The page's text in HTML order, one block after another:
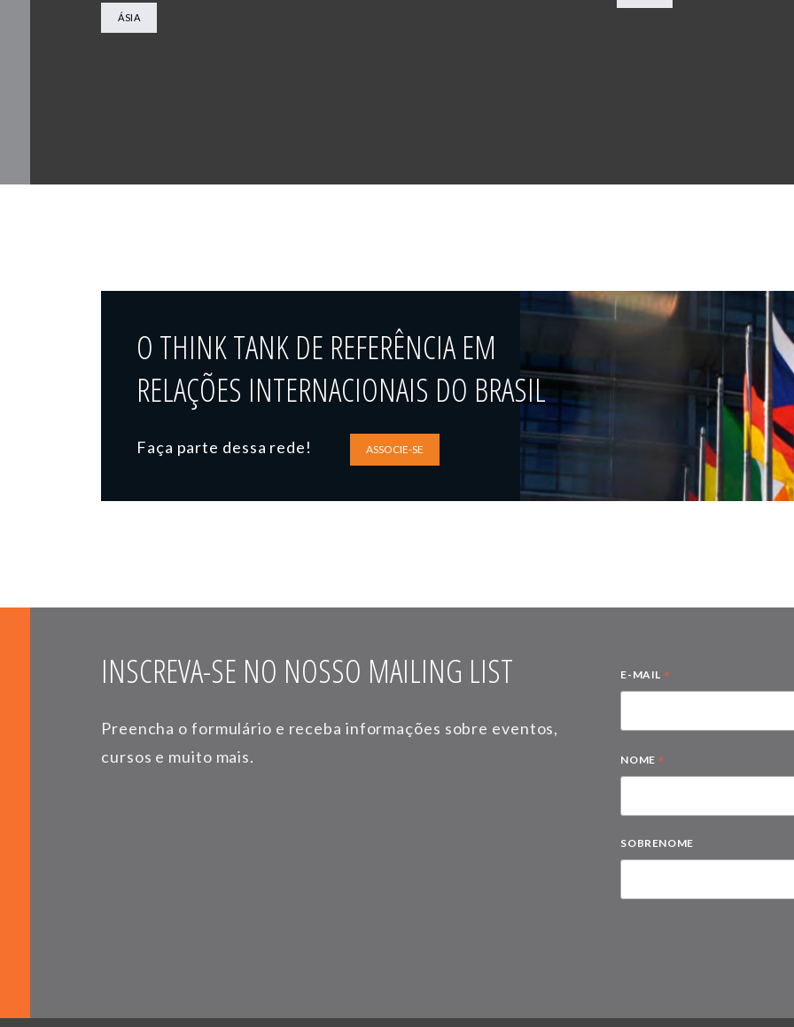
ÁSIA
O THINK TANK DE REFERÊNCIA EM
RELAÇÕES INTERNACIONAIS DO BRASIL
Faça parte dessa rede! ASSOCIE-SE
INSCREVA-SE NO NOSSO MAILING LIST
Preencha o formulário e receba informações sobre eventos,
cursos e muito mais.
E-MAIL *
NOME *
SOBRENOME